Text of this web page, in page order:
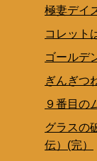
極妻デイ
コレット
ゴールデ
ぎんぎつ
９番目の
グラスの
伝）(完）